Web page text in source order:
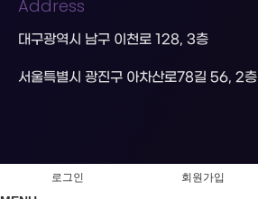
Address
대구광역시 남구 이천로 128, 3층
서울특별시 광진구 아차산로78길 56, 2층
로그인 회원가입